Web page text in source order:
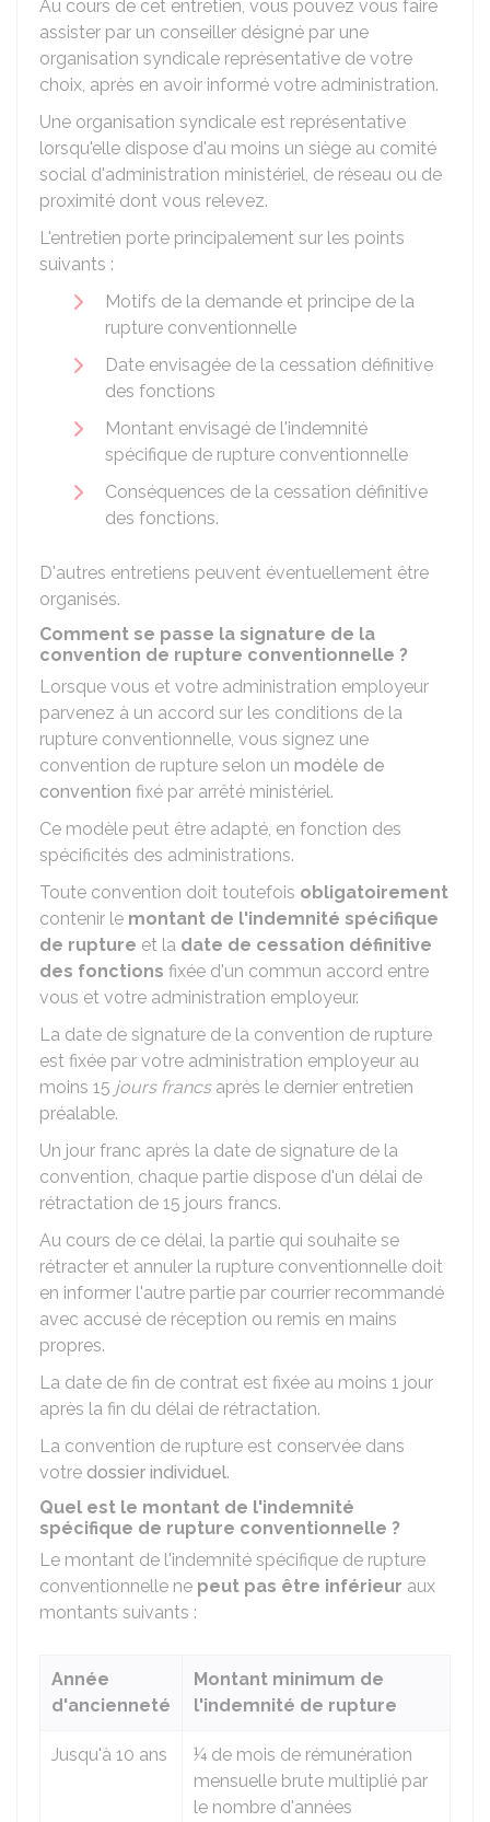
Au cours de cet entretien, vous pouvez vous faire
assister par un conseiller désigné par une
organisation syndicale représentative de votre
choix, après en avoir informé votre administration.
Une organisation syndicale est représentative
lorsqu'elle dispose d'au moins un siège au comité
social d'administration ministériel, de réseau ou de
proximité dont vous relevez.
L'entretien porte principalement sur les points
suivants :
Motifs de la demande et principe de la
rupture conventionnelle
Date envisagée de la cessation définitive
des fonctions
Montant envisagé de l'indemnité
spécifique de rupture conventionnelle
Conséquences de la cessation définitive
des fonctions.
D'autres entretiens peuvent éventuellement être
organisés.
Comment se passe la signature de la
convention de rupture conventionnelle ?
Lorsque vous et votre administration employeur
parvenez à un accord sur les conditions de la
rupture conventionnelle, vous signez une
convention de rupture selon un modèle de
convention fixé par arrêté ministériel.
Ce modèle peut être adapté, en fonction des
spécificités des administrations.
Toute convention doit toutefois obligatoirement
contenir le montant de l'indemnité spécifique
de rupture et la date de cessation définitive
des fonctions fixée d'un commun accord entre
vous et votre administration employeur.
La date de signature de la convention de rupture
est fixée par votre administration employeur au
moins 15 jours francsaprès le dernier entretien
préalable.
Un jour franc après la date de signature de la
convention, chaque partie dispose d'un délai de
rétractation de 15 jours francs.
Au cours de ce délai, la partie qui souhaite se
rétracter et annuler la rupture conventionnelle doit
en informer l'autre partie par courrier recommandé
avec accusé de réception ou remis en mains
propres.
La date de fin de contrat est fixée au moins 1 jour
après la fin du délai de rétractation.
La convention de rupture est conservée dans
votre dossier individuel.
Quel est le montant de l'indemnité
spécifique de rupture conventionnelle ?
Le montant de l'indemnité spécifique de rupture
conventionnelle ne peut pas être inférieur aux
montants suivants :
Année
d'ancienneté
Montant minimum de
l'indemnité de rupture
Jusqu'à 10 ans
¼ de mois de rémunération
mensuelle brute multiplié par
le nombre d'années